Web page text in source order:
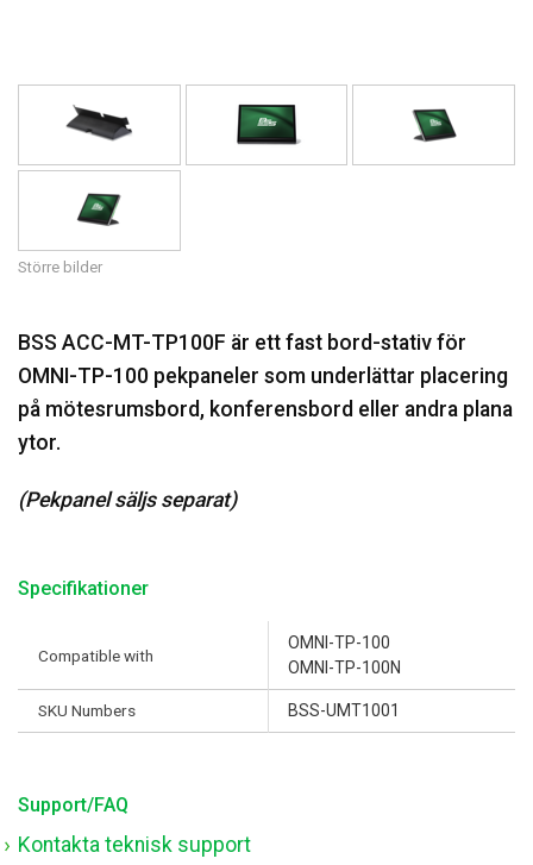
Större bilder
BSS ACC-MT-TP100F är ett fast bord-stativ för
OMNI-TP-100 pekpaneler som underlättar placering
på mötesrumsbord, konferensbord eller andra plana
ytor.
(Pekpanel säljs separat)
Specifikationer
Compatible with
OMNI-TP-100
OMNI-TP-100N
SKU Numbers BSS-UMT1001
Support/FAQ
Kontakta teknisk support